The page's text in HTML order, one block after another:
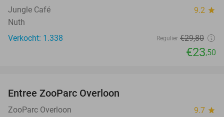
Jungle Café 9.2 star
Nuth
Verkocht: 1.338
Regulier €29,80
€23,50
TODAY
Entree ZooParc Overloon
ZooParc Overloon 9.7 star